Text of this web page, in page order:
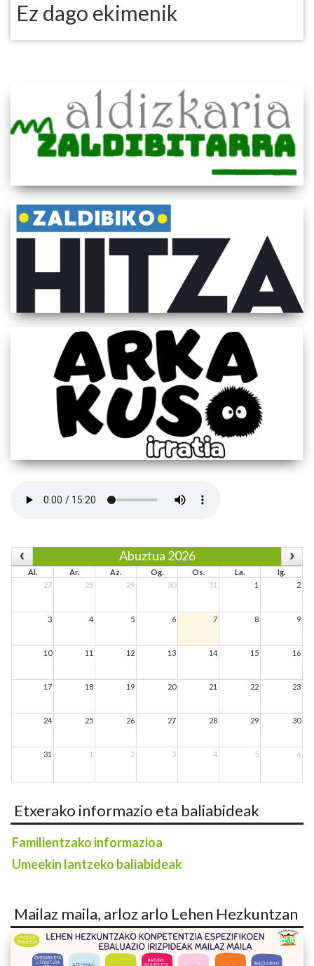
Ez dago ekimenik
Abuztua 2026
Al. Ar. Az. Og. Os. La.
Ig.
27
28 29 30 31 1 2
3 4 5 6 7 8 9
10 11 12 13 14 15 16
17 18 19 20 21 22 23
24 25 26 27 28 29 30
31 1 2 3 4 5 6
Etxerako informazio eta baliabideak
Familientzako informazioa
Umeekin lantzeko baliabideak
Mailaz maila, arloz arlo Lehen Hezkuntzan